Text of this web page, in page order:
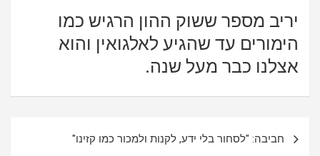
יריב מספר ששוק ההון הרגיש כמו
הימורים עד שהגיע לאלגואין והוא
אצלנו כבר מעל שנה.
חביבה: "לסחור בלי ידע, לקנות ולמכור כמו קזינו"